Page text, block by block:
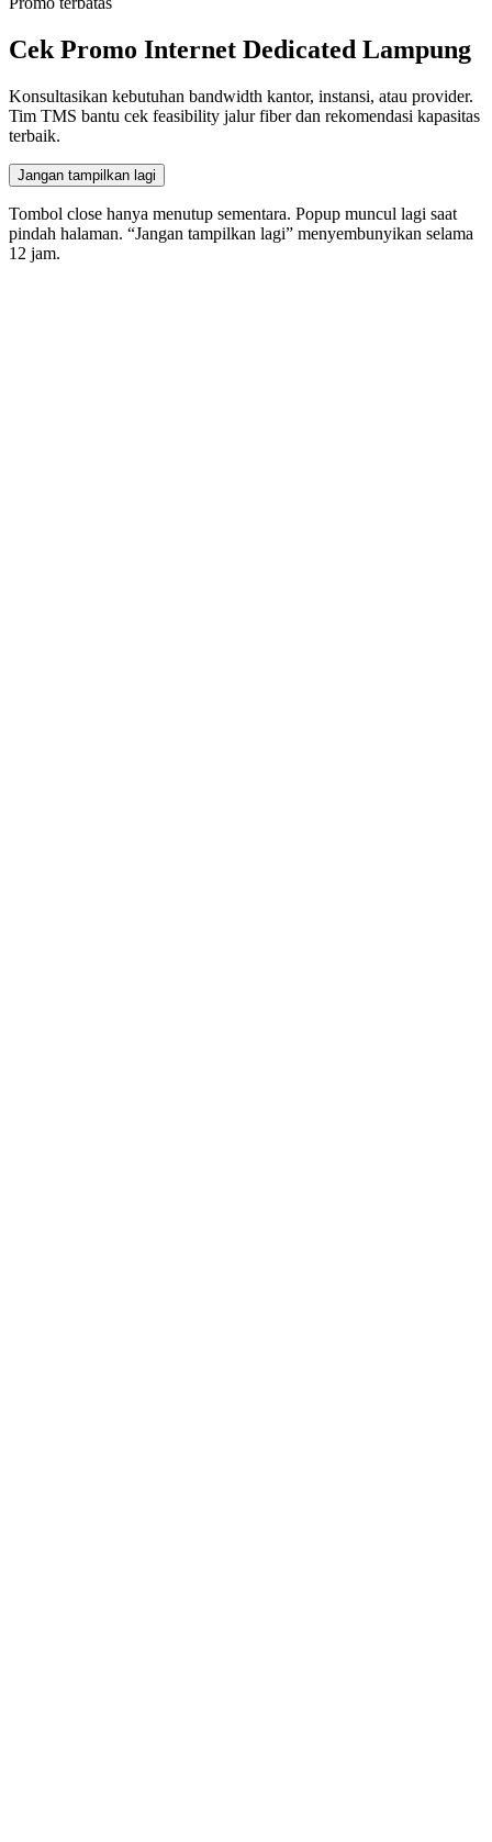
Cek Promo Internet Dedicated Lampung
Konsultasikan kebutuhan bandwidth kantor, instansi, atau provider.
Tim TMS bantu cek feasibility jalur fiber dan rekomendasi kapasitas
terbaik.
Jangan tampilkan lagi
Tombol close hanya menutup sementara. Popup muncul lagi saat
pindah halaman. “Jangan tampilkan lagi” menyembunyikan selama
12 jam.